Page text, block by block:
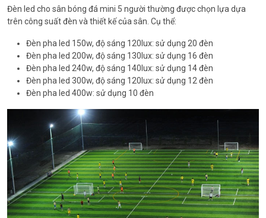
Đèn led cho sân bóng đá mini 5 người thường được chọn lựa dựa
trên công suất đèn và thiết kế của sân. Cụ thể:
Đèn pha led 150w, độ sáng 120lux: sử dụng 20 đèn
Đèn pha led 200w, độ sáng 130lux: sử dụng 16 đèn
Đèn pha led 240w, độ sáng 140lux: sử dụng 14 đèn
Đèn pha led 300w, độ sáng 120lux: sử dụng 12 đèn
Đèn pha led 400w: sử dụng 10 đèn